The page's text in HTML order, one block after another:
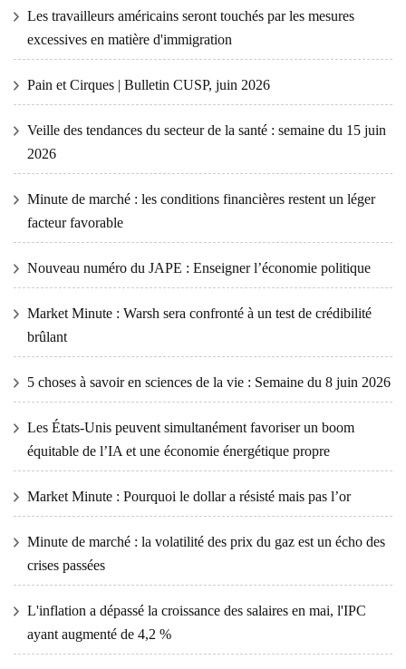
Les travailleurs américains seront touchés par les mesures
excessives en matière d'immigration
Pain et Cirques | Bulletin CUSP, juin 2026
Veille des tendances du secteur de la santé : semaine du 15 juin
2026
Minute de marché : les conditions financières restent un léger
facteur favorable
Nouveau numéro du JAPE : Enseigner l’économie politique
Market Minute : Warsh sera confronté à un test de crédibilité
brûlant
5 choses à savoir en sciences de la vie : Semaine du 8 juin 2026
Les États-Unis peuvent simultanément favoriser un boom
équitable de l’IA et une économie énergétique propre
Market Minute : Pourquoi le dollar a résisté mais pas l’or
Minute de marché : la volatilité des prix du gaz est un écho des
crises passées
L'inflation a dépassé la croissance des salaires en mai, l'IPC
ayant augmenté de 4,2 %